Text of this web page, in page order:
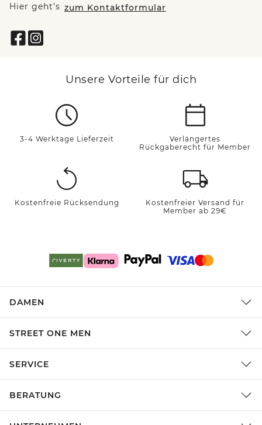
Hier geht’s zum Kontaktformular
Unsere Vorteile für dich
3-4 Werktage Lieferzeit
Verlängertes
Rückgaberecht für Member
Kostenfreie Rücksendung
Kostenfreier Versand für
Member ab 29€
DAMEN
STREET ONE MEN
SERVICE
BERATUNG